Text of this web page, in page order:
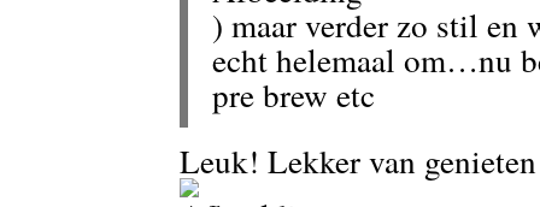
) maar verder zo stil en
echt helemaal om…nu
pre brew etc
Leuk! Lekker van